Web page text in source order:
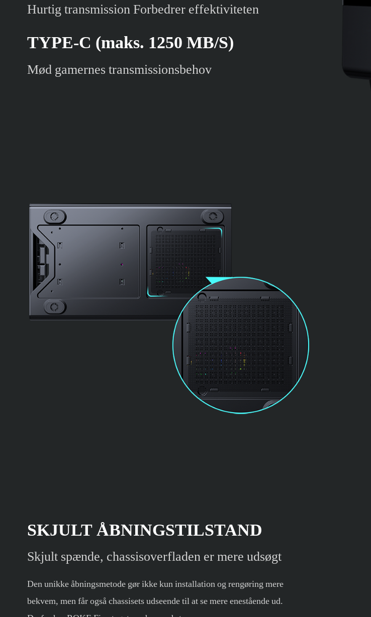
Hurtig transmission Forbedrer effektiviteten
TYPE-C (maks. 1250 MB/S)
Mød gamernes transmissionsbehov
SKJULT ÅBNINGSTILSTAND
Skjult spænde, chassisoverfladen er mere udsøgt
Den unikke åbningsmetode gør ikke kun installation og rengøring mere
bekvem, men får også chassisets udseende til at se mere enestående ud.